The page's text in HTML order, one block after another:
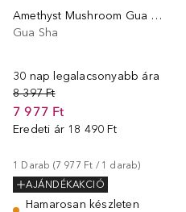
Amethyst Mushroom Gua Sha
Gua Sha
30 nap legalacsonyabb ára
8 397 Ft
7 977 Ft
Eredeti ár 18 490 Ft
1 Darab (7 977 Ft / 1 darab)
AJÁNDÉKAKCIÓ
Hamarosan készleten